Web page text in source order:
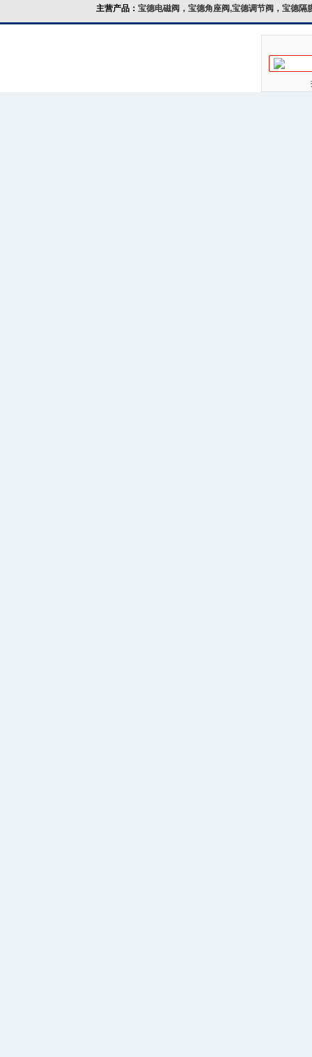
主营产品：宝德电磁阀，宝德角座阀,宝德调节阀，宝德